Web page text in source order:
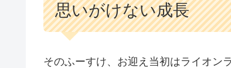
思いがけない成長
そのふーすけ、お迎え当初はライオン